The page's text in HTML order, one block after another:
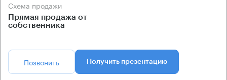
Схема продажи
Прямая продажа от
собственника
Позвонить Получить презентацию